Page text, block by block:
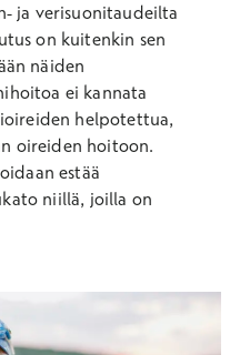
ja verisuonitaudeilta
on kuitenkin sen
näiden
ei kannata
helpotettua,
oireiden hoitoon.
estää
niillä, joilla on